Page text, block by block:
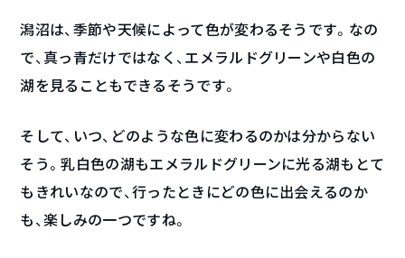
潟沼は、季節や天候によって色が変わるそうです。なの
で、真っ青だけではなく、エメラルドグリーンや白色の
湖を見ることもできるそうです。
そして、いつ、どのような色に変わるのかは分からない
そう。乳白色の湖もエメラルドグリーンに光る湖もとて
もきれいなので、行ったときにどの色に出会えるのか
も、楽しみの一つですね。